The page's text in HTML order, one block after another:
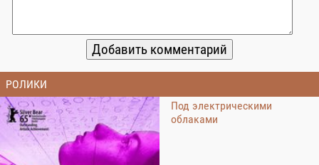
РОЛИКИ
Под электрическими
облаками